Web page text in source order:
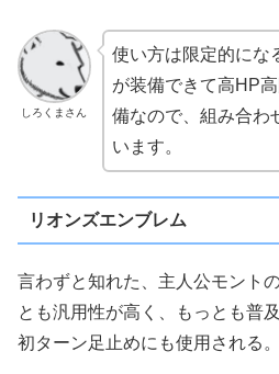
しろくまさん
使い方は限定的にな
が装備できて高HP
備なので、組み合わ
います。
リオンズエンブレム
言わずと知れた、主人公モント
とも汎用性が高く、もっとも普
初ターン足止めにも使用される。